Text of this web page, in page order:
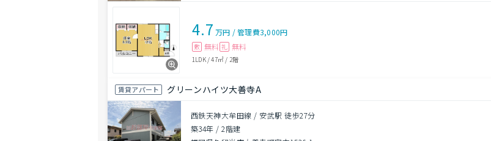
4.7 万円 /管理費3,000円
敷 無料 礼 無料
1LDK/47㎡ / 2階
賃貸アパート グリーンハイツ大善寺A
西鉄天神大牟田線 / 安武駅 徒歩27分
築34年 /2階建